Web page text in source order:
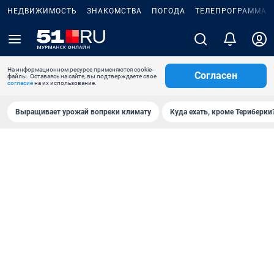
НЕДВИЖИМОСТЬ ЗНАКОМСТВА ПОГОДА ТЕЛЕПРОГРАММА
На информационном ресурсе применяются cookie-
файлы. Оставаясь на сайте, вы подтверждаете свое
согласиена их использование.
Согласен
Выращивает урожай вопреки климату Куда ехать, кроме